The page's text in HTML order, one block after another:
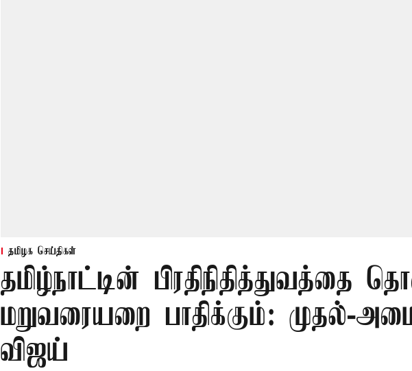
தமிழக செய்திகள்
தமிழ்நாட்டின் பிரதிநிதித்துவத்தை
மறுவரையறை பாதிக்கும்: முதல்-
விஜய்